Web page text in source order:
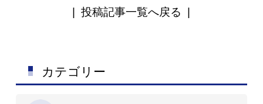
カテゴリー
|投稿記事一覧へ戻る |